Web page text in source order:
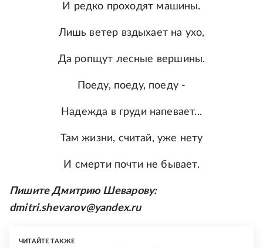
И редко проходят машины.
Лишь ветер вздыхает на ухо,
Да ропщут лесные вершины.
Поеду, поеду, поеду -
Надежда в груди напевает...
Там жизни, считай, уже нету
И смерти почти не бывает.
Пишите Дмитрию Шеварову:
dmitri.shevarov@yandex.ru
ЧИТАЙТЕ ТАКЖЕ